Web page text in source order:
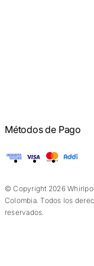
Métodos de Pago
American Express
Visa
© Copyright 2026
Colombia. Todos los
reservados.